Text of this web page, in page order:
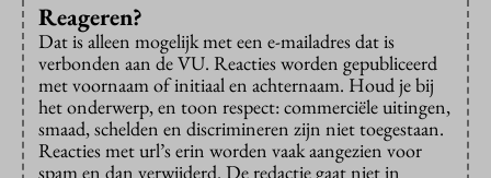
Reageren?
Dat is alleen mogelijk met een e-mailadres dat is
verbonden aan de VU. Reacties worden gepubliceerd
met voornaam of initiaal en achternaam. Houd je bij
het onderwerp, en toon respect: commerciële uitingen,
smaad, schelden en discrimineren zijn niet toegestaan.
Reacties met url’s erin worden vaak aangezien voor
spam en dan verwijderd. De redactie gaat niet in